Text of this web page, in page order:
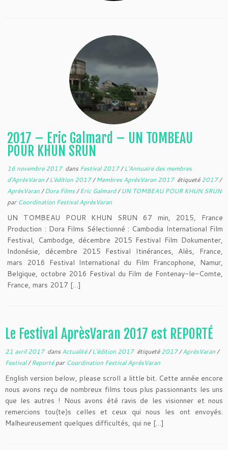
2017 – Eric Galmard – UN TOMBEAU
POUR KHUN SRUN
16 novembre 2017dans Festival 2017/L'Annuaire des membres
d'AprèsVaran/L'édition 2017/Membres AprèsVaran 2017 étiqueté2017/
AprèsVaran/Dora Films/Eric Galmard/UN TOMBEAU POUR KHUN SRUN
par Coordination Festival AprèsVaran
UN TOMBEAU POUR KHUN SRUN 67 min, 2015, France
Production : Dora Films Sélectionné : Cambodia International Film
Festival, Cambodge, décembre 2015 Festival Film Dokumenter,
Indonésie, décembre 2015 Festival Itinérances, Alès, France,
mars 2016 Festival International du Film Francophone, Namur,
Belgique, octobre 2016 Festival du Film de Fontenay-le-Comte,
France, mars 2017 […]
Le Festival AprèsVaran 2017 est REPORTÉ
21 avril 2017dans Actualité/L'édition 2017 étiqueté2017/AprèsVaran/
Festival/Reportépar Coordination Festival AprèsVaran
English version below, please scroll a little bit. Cette année encore
nous avons reçu de nombreux films tous plus passionnants les uns
que les autres ! Nous avons été ravis de les visionner et nous
remercions tou(te)s celles et ceux qui nous les ont envoyés.
Malheureusement quelques difficultés, qui ne […]